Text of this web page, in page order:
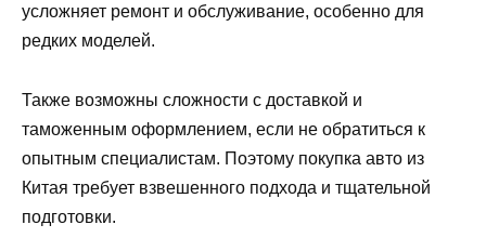
усложняет ремонт и обслуживание, особенно для
редких моделей.
Также возможны сложности с доставкой и
таможенным оформлением, если не обратиться к
опытным специалистам. Поэтому покупка авто из
Китая требует взвешенного подхода и тщательной
подготовки.